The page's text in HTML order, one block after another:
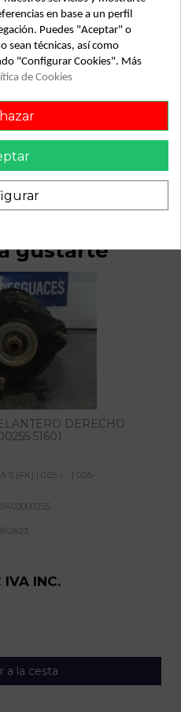
100028913
trasera izquierda para honda
- ... referencia OEM IAM
gustarte
DERECHO
51601
(FK) | 0.05 - ... | 0.05 - ...
812623
INC.
a la cesta
en base a un perfil
Puedes "Aceptar" o
sean técnicas, así como
"Configurar Cookies". Más
de Cookies